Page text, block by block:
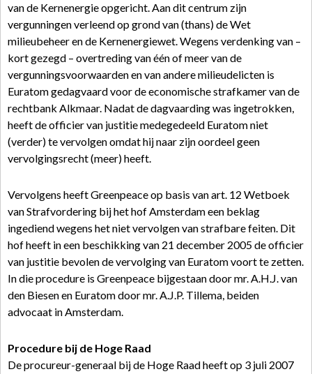
van de Kernenergie opgericht. Aan dit centrum zijn
vergunningen verleend op grond van (thans) de Wet
milieubeheer en de Kernenergiewet. Wegens verdenking van –
kort gezegd – overtreding van één of meer van de
vergunningsvoorwaarden en van andere milieudelicten is
Euratom gedagvaard voor de economische strafkamer van de
rechtbank Alkmaar. Nadat de dagvaarding was ingetrokken,
heeft de officier van justitie medegedeeld Euratom niet
(verder) te vervolgen omdat hij naar zijn oordeel geen
vervolgingsrecht (meer) heeft.
Vervolgens heeft Greenpeace op basis van art. 12 Wetboek
van Strafvordering bij het hof Amsterdam een beklag
ingediend wegens het niet vervolgen van strafbare feiten. Dit
hof heeft in een beschikking van 21 december 2005 de officier
van justitie bevolen de vervolging van Euratom voort te zetten.
In die procedure is Greenpeace bijgestaan door mr. A.H.J. van
den Biesen en Euratom door mr. A.J.P. Tillema, beiden
advocaat in Amsterdam.
Procedure bij de Hoge Raad
De procureur-generaal bij de Hoge Raad heeft op 3 juli 2007